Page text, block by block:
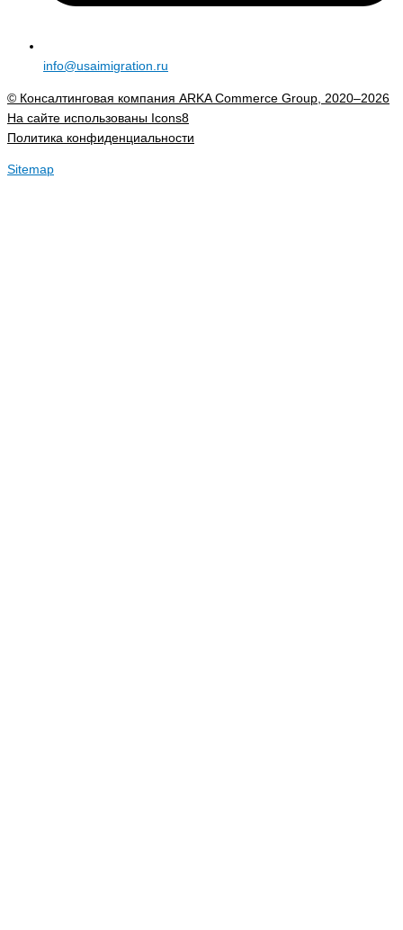
info@usaimigration.ru
© Консалтинговая компания ARKA Commerce Group, 2020–2026
На сайте использованы Icons8
Политика конфиденциальности
Sitemap